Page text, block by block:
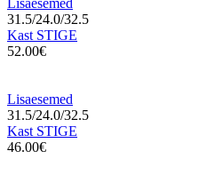
31.5/24.0/32.5
Kast STIGE
52.00€
Lisaesemed
31.5/24.0/32.5
Kast STIGE
46.00€